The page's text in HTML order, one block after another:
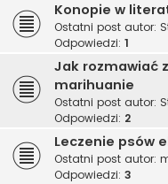
Konopie w
Ostatni post autor:
Odpowiedzi: 1
Jak rozmawiać
marihuanie
Ostatni post autor:
Odpowiedzi: 2
Leczenie psów
Ostatni post autor:
Odpowiedzi: 3